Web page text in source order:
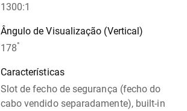
1300:1
Ângulo de Visualização (Vertical)
178°
Características
Slot de fecho de segurança (fecho do
cabo vendido separadamente), built-in